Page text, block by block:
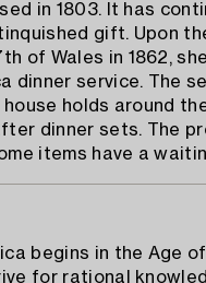
in 1803. It has
gift. Upon
of Wales in 1862,
dinner service. The
holds around
dinner sets. The
items have a
begins in the Age
for rational